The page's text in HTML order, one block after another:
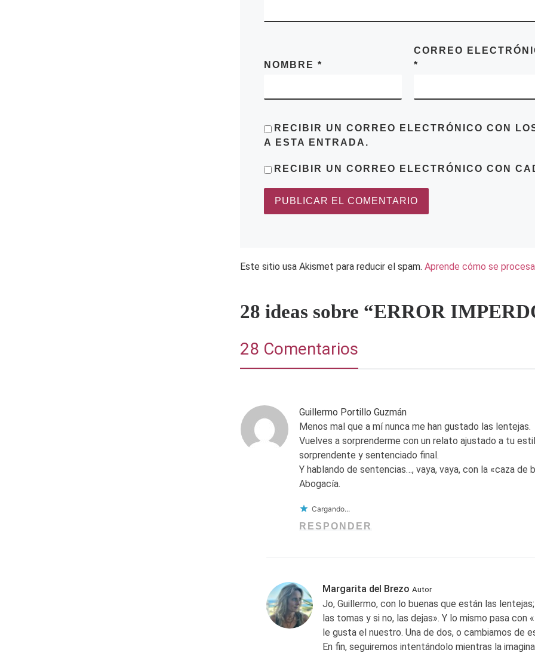
NOMBRE *
CORREO
*
RECIBIR UN CORREO ELECTRÓNICO CON
A ESTA ENTRADA.
RECIBIR UN CORREO ELECTRÓNICO CON
Este sitio usa Akismet para reducir el spam. Aprende cómo se
28 ideas sobre “ERROR
28 Comentarios
Guillermo Portillo Guzmán
Menos mal que a mí nunca me han gustado las lentejas.
Vuelves a sorprenderme con un relato ajustado a tu
sorprendente y sentenciado final.
Y hablando de sentencias…, vaya, vaya, con la «caza de
Abogacía.
Cargando...
RESPONDER
Margarita del Brezo Autor
Jo, Guillermo, con lo buenas que están las
las tomas y si no, las dejas». Y lo mismo pasa
le gusta el nuestro. Una de dos, o cambiamos de
En fin, seguiremos intentándolo mientras la